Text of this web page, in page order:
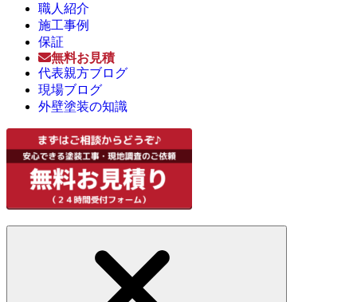
職人紹介
施工事例
保証
無料お見積
代表親方ブログ
現場ブログ
外壁塗装の知識